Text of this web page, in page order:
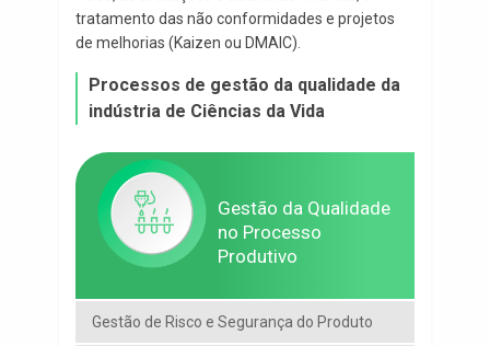
tratamento das não conformidades e projetos
de melhorias (Kaizen ou DMAIC).
Processos de gestão da qualidade da
indústria de Ciências da Vida
Gestão da Qualidade
no Processo
Produtivo
Gestão de Risco e Segurança do Produto